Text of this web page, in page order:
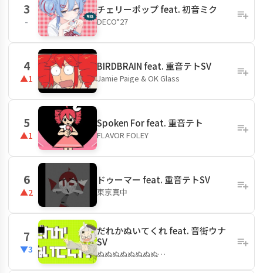
3
-
チェリーポップ feat. 初音ミク
DECO*27
4
▲1
BIRDBRAIN feat. 重音テトSV
Jamie Paige & OK Glass
5
▲1
Spoken For feat. 重音テト
FLAVOR FOLEY
6
▲2
ドゥーマー feat. 重音テトSV
東京真中
7
▼3
だれかぬいてくれ feat. 音街ウナ
SV
ぬぬぬぬぬぬぬぬ…